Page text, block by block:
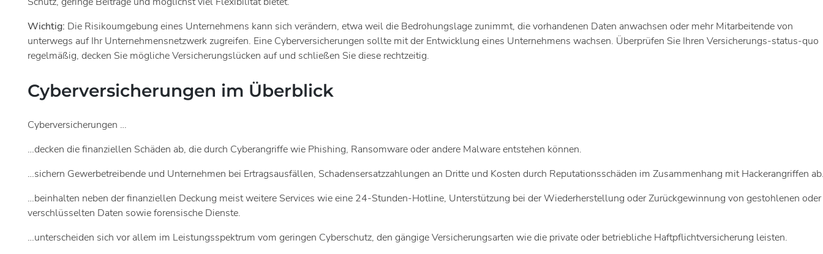
Wichtig: Die Risikoumgebung eines Unternehmens kann sich verändern, etwa weil die Bedrohungslage zunimmt, die vorhandenen Daten anwachsen oder mehr Mitarbeitende von
unterwegs auf Ihr Unternehmensnetzwerk zugreifen. Eine Cyberversicherungen sollte mit der Entwicklung eines Unternehmens wachsen. Überprüfen Sie Ihren Versicherungs-status-quo
regelmäßig, decken Sie mögliche Versicherungslücken auf und schließen Sie diese rechtzeitig.
Cyberversicherungen im Überblick
Cyberversicherungen …
…decken die finanziellen Schäden ab, die durch Cyberangriffe wie Phishing, Ransomware oder andere Malware entstehen können.
…sichern Gewerbetreibende und Unternehmen bei Ertragsausfällen, Schadensersatzzahlungen an Dritte und Kosten durch Reputationsschäden im Zusammenhang mit Hackerangriffen
…beinhalten neben der finanziellen Deckung meist weitere Services wie eine 24-Stunden-Hotline, Unterstützung bei der Wiederherstellung oder Zurückgewinnung von gestohlenen oder
verschlüsselten Daten sowie forensische Dienste.
…unterscheiden sich vor allem im Leistungsspektrum vom geringen Cyberschutz, den gängige Versicherungsarten wie die private oder betriebliche Haftpflichtversicherung leisten.